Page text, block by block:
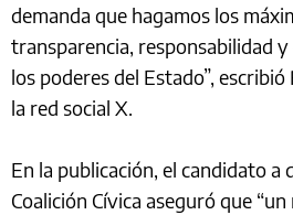
demanda que hagamos los
transparencia, responsabilidad
los poderes del Estado”,
la red social X.
En la publicación, el candidato a
Coalición Cívica aseguró que